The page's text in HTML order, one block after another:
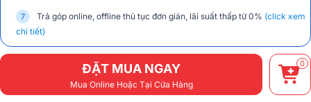
Trả góp online, offline thủ tục đơn giản, lãi suất thấp từ 0% (click xem
chi tiết)
ĐẶT MUA NGAY
Mua Online Hoặc Tại Cửa Hàng
0